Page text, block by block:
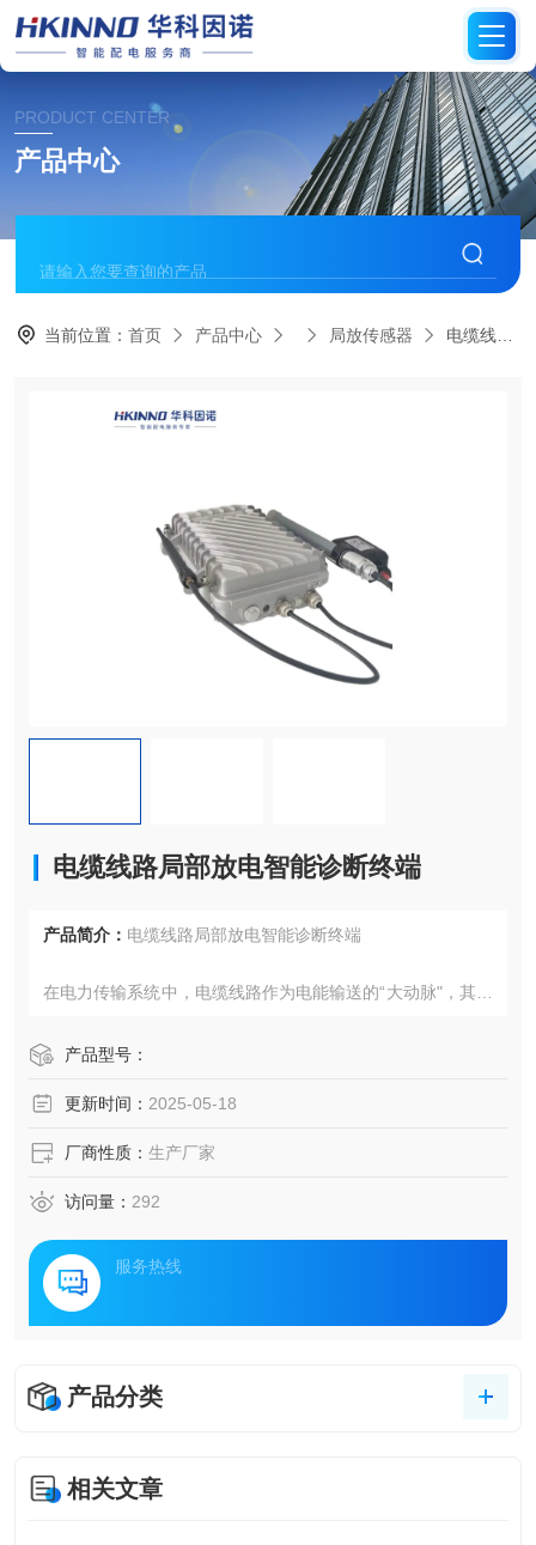
PRODUCT CENTER
产品中心
当前位置：首页 产品中心 局放传感器 电缆线路局部放电智能诊断终端
电缆线路局部放电智能诊断终端
产品简介： 电缆线路局部放电智能诊断终端
在电力传输系统中，电缆线路作为电能输送的“大动脉"，其安
要。然而，电缆在长期运行过程中，由于绝缘老化、机械损
象，这不仅会加速电缆绝缘的劣化，还可能引发严重的电力
传感器的应用，成为了守护电缆安全的智能防线。
产品型号：
更新时间： 2025-05-18
厂商性质： 生产厂家
访问量： 292
服务热线
产品分类
相关文章